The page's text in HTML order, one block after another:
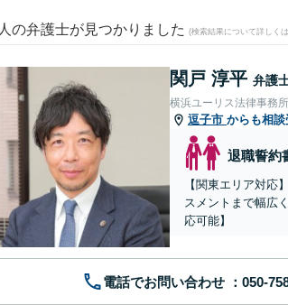
人の弁護士が見つかりました (検索結果について詳しくは
関戸 淳平 弁護
横浜ユーリス法律事務所
逗子市 からも相談
退職誓約
【関東エリア対応
スメントまで幅広
応可能】
電話でお問い合わせ